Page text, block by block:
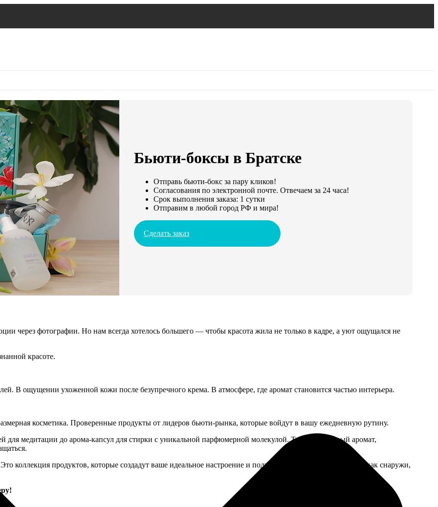
Бьюти-боксы в Братске
Отправь бьюти-бокс за пару кликов!
Согласования по электронной почте. Отвечаем за 24 часа!
Срок выполнения заказа: 1 сутки
Отправим в любой город РФ и мира!
Сделать заказ
через фотографии. Но нам всегда хотелось большего — чтобы красота жила не только в кадре, а уют ощущался не
красоте.
В ощущении ухоженной кожи после безупречного крема. В атмосфере, где аромат становится частью интерьера.
косметика. Проверенные продукты от лидеров бьюти-рынка, которые войдут в вашу ежедневную рутину.
для медитации до арома-капсул для стирки с уникальной парфюмерной молекулой. Тонкий нишевый аромат,
коллекция продуктов, которые создадут ваше идеальное настроение и подчеркнут природное сияние — как снаружи,